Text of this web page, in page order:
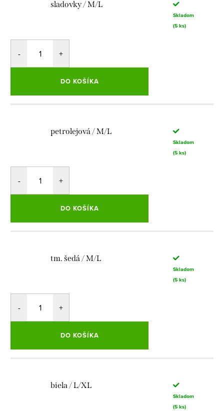
sladovky / M/L
Skladom
(5 ks)
DO KOŠÍKA
petrolejová / M/L
Skladom
(5 ks)
DO KOŠÍKA
tm. šedá / M/L
Skladom
(5 ks)
DO KOŠÍKA
biela / L/XL
Skladom
(5 ks)